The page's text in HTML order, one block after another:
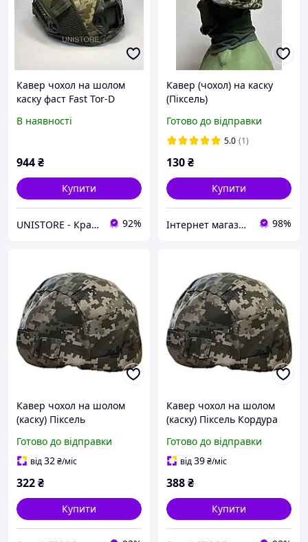
Кавер чохол на шолом
каску фаст Fast Tor-D
Розмір М
В наявності
944₴
Купити
UNISTORE - Кращі товари Європи 92%
Кавер (чохол) на каску
(Піксель)
Готово до відправки
5.0 (1)
130₴
Купити
Інтернет магазин Zolotoy-sad 98%
Кавер чохол на шолом
(каску) Піксель
Готово до відправки
від32₴/міс
322₴
Купити
Кавер чохол на шолом
(каску) Піксель Кордура
Готово до відправки
від39₴/міс
388₴
Купити